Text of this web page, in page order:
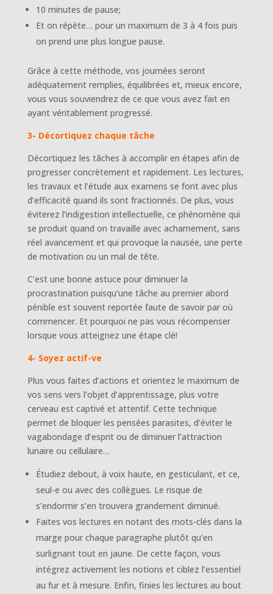
10 minutes de pause;
Et on répète… pour un maximum de 3 à 4 fois puis
on prend une plus longue pause.
Grâce à cette méthode, vos journées seront
adéquatement remplies, équilibrées et, mieux encore,
vous vous souviendrez de ce que vous avez fait en
ayant véritablement progressé.
3- Décortiquez chaque tâche
Décortiquez les tâches à accomplir en étapes afin de
progresser concrètement et rapidement. Les lectures,
les travaux et l’étude aux examens se font avec plus
d’efficacité quand ils sont fractionnés. De plus, vous
éviterez l’indigestion intellectuelle, ce phénomène qui
se produit quand on travaille avec acharnement, sans
réel avancement et qui provoque la nausée, une perte
de motivation ou un mal de tête.
C’est une bonne astuce pour diminuer la
procrastination puisqu’une tâche au premier abord
pénible est souvent reportée faute de savoir par où
commencer. Et pourquoi ne pas vous récompenser
lorsque vous atteignez une étape clé!
4- Soyez actif-ve
Plus vous faites d’actions et orientez le maximum de
vos sens vers l’objet d’apprentissage, plus votre
cerveau est captivé et attentif. Cette technique
permet de bloquer les pensées parasites, d’éviter le
vagabondage d’esprit ou de diminuer l’attraction
lunaire ou cellulaire…
Étudiez debout, à voix haute, en gesticulant, et ce,
seul-e ou avec des collègues. Le risque de
s’endormir s’en trouvera grandement diminué.
Faites vos lectures en notant des mots-clés dans la
marge pour chaque paragraphe plutôt qu’en
surlignant tout en jaune. De cette façon, vous
intégrez activement les notions et ciblez l’essentiel
au fur et à mesure. Enfin, finies les lectures au bout